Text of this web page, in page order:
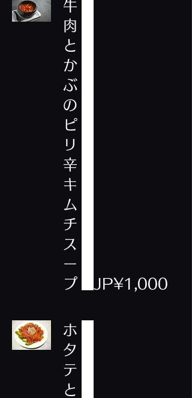
牛
肉
と
か
ぶ
の
ピ
リ
辛
キ
ム
チ
ス
ー
プ
JP¥1,000
ホ
タ
テ
と